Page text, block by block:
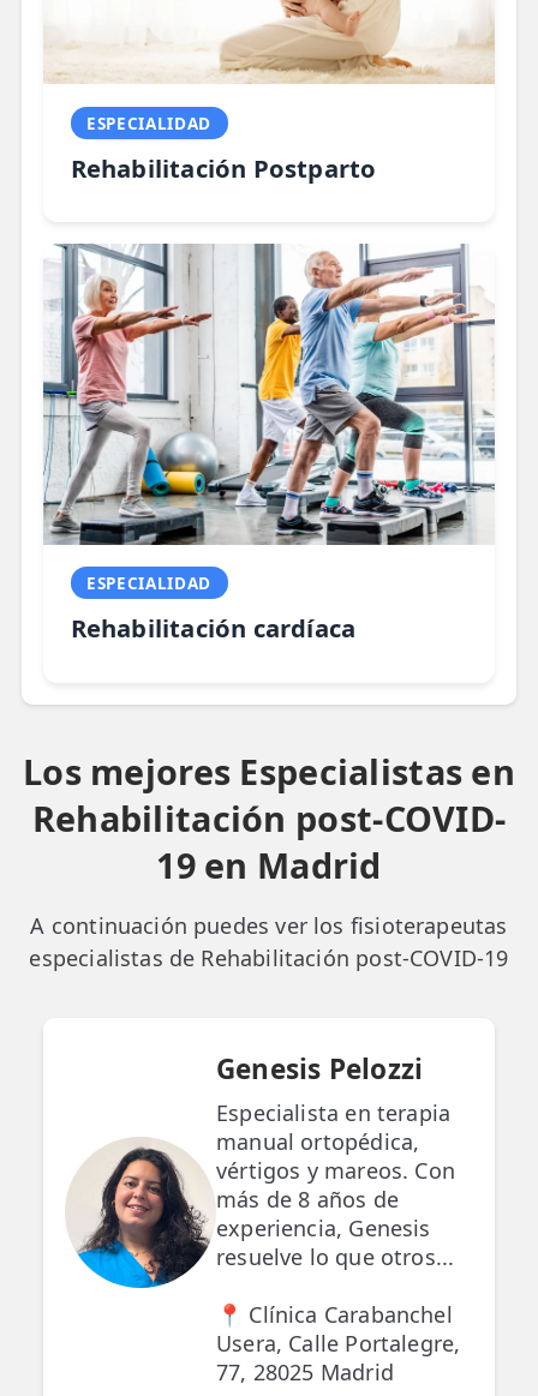
ESPECIALIDAD
Rehabilitación Postparto
ESPECIALIDAD
Rehabilitación cardíaca
Los mejores Especialistas en
Rehabilitación post-COVID-
19 en Madrid
A continuación puedes ver los fisioterapeutas
especialistas de Rehabilitación post-COVID-19
Genesis Pelozzi
Especialista en terapia
manual ortopédica,
vértigos y mareos. Con
más de 8 años de
experiencia, Genesis
resuelve lo que otros...
📍 Clínica Carabanchel
Usera, Calle Portalegre,
77, 28025 Madrid